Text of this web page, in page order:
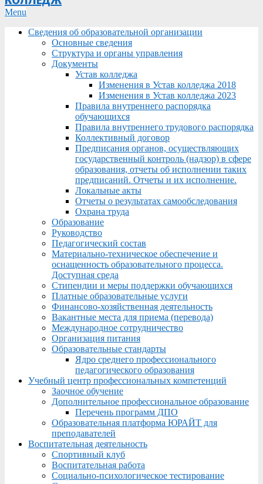
Primary
Menu
Menu
Сведения об образовательной организации
Основные сведения
Структура и органы управления
Документы
Устав колледжа
Изменения в Устав колледжа 2018
Изменения в Устав колледжа 2023
Правила внутреннего распорядка
обучающихся
Правила внутреннего трудового распорядка
Коллективный договор
Предписания органов, осуществляющих
государственный контроль (надзор) в сфере
образования, отчеты об исполнении таких
предписаний. Отчеты и их исполнение.
Локальные акты
Отчеты о результатах самообследования
Охрана труда
Образование
Руководство
Педагогический состав
Материально-техническое обеспечение и
оснащенность образовательного процесса.
Доступная среда
Стипендии и меры поддержки обучающихся
Платные образовательные услуги
Финансово-хозяйственная деятельность
Вакантные места для приема (перевода)
Международное сотрудничество
Организация питания
Образовательные стандарты
Ядро среднего профессионального
педагогического образования
Учебный центр профессиональных компетенций
Заочное обучение
Дополнительное профессиональное образование
Перечень программ ДПО
Образовательная платформа ЮРАЙТ для
преподавателей
Воспитательная деятельность
Спортивный клуб
Воспитательная работа
Социально-психологическое тестирование